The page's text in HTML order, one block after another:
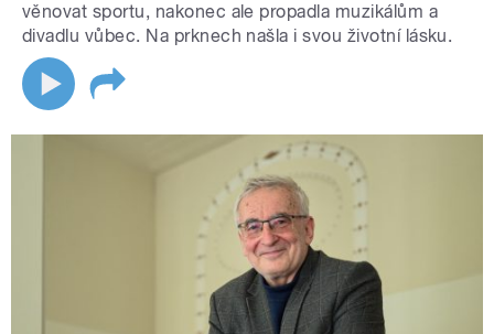
věnovat sportu, nakonec ale propadla muzikálům a
divadlu vůbec. Na prknech našla i svou životní lásku.